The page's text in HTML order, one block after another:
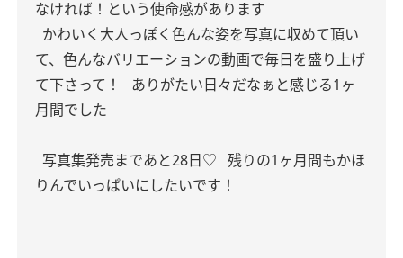
なければ！という使命感があります
かわいく大人っぽく色んな姿を写真に収めて頂い
て、色んなバリエーションの動画で毎日を盛り上げ
て下さって！
ありがたい日々だなぁと感じる1ヶ
月間でした
写真集発売まであと28日♡ 残りの1ヶ月間もかほ
りんでいっぱいにしたいです！